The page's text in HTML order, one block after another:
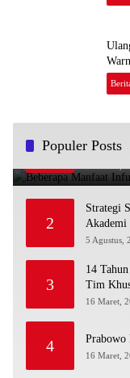
Populer Posts
1
Anda
2
Strategi
Akademi
5 Agustus,
3
14
Tim
16 Maret,
4 Prabowo
16 Maret,